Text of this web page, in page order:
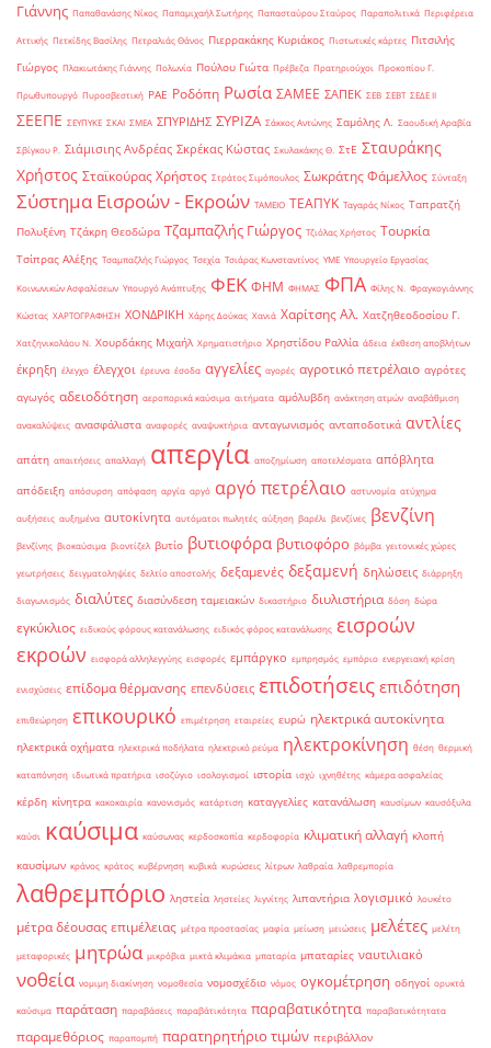
Γιάννης Παπαθανάσης Νίκος Παπαμιχαήλ Σωτήρης Παπασταύρου Σταύρος Παραπολιτικά Περιφέρεια
Αττικής Πετκίδης Βασίλης Πετραλιάς Θάνος Πιερρακάκης Κυριάκος Πιστωτικές κάρτες Πιτσιλής
Γιώργος Πλακιωτάκης Γιάννης Πολωνία Πούλου Γιώτα Πρέβεζα Πρατηριούχοι Προκοπίου Γ.
Πρωθυπουργό Πυροσβεστική ΡΑΕ Ροδόπη Ρωσία ΣΑΜΕΕ ΣΑΠΕΚ ΣΕΒ ΣΕΒΤ ΣΕΔΕ ΙΙ
ΣΕΕΠΕ ΣΕΥΠΥΚΕ ΣΚΑΙ ΣΜΕΑ ΣΠΥΡΙΔΗΣ ΣΥΡΙΖΑ Σάκκος Αντώνης Σαμόλης Λ. Σαουδική Αραβία
Σβίγκου Ρ. Σιάμισιης Ανδρέας Σκρέκας Κώστας Σκυλακάκης Θ. ΣτΕ Σταυράκης
Χρήστος Σταϊκούρας Χρήστος Στράτος Σιμόπουλος Σωκράτης Φάμελλος Σύνταξη
Σύστημα Εισροών - Εκροών ΤΑΜΕΙΟ ΤΕΑΠΥΚ Ταγαράς Νίκος Ταπρατζή
Πολυξένη Τζάκρη Θεοδώρα Τζαμπαζλής Γιώργος Τζιόλας Χρήστος Τουρκία
Τσίπρας Αλέξης Τσαμπαζλής Γιώργος Τσεχία Τσιάρας Κωνσταντίνος ΥΜΕ Υπουργείο Εργασίας
Κοινωνικών Ασφαλίσεων Υπουργό Ανάπτυξης ΦΕΚ ΦΗΜ ΦΗΜΑΣ ΦΠΑ Φίλης Ν. Φραγκογιάννης
Κώστας ΧΑΡΤΟΓΡΑΦΗΣΗ ΧΟΝΔΡΙΚΗ Χάρης Δούκας Χανιά Χαρίτσης Αλ. Χατζηθεοδοσίου Γ.
Χατζηνικολάου Ν. Χουρδάκης Μιχαήλ Χρηματιστήριο Χρηστίδου Ραλλία άδεια έκθεση αποβλήτων
έκρηξη έλεγχο έλεγχοι έρευνα έσοδα αγγελίες αγορές αγροτικό πετρέλαιο αγρότες
αγωγός αδειοδότηση αεροπορικά καύσιμα αιτήματα αμόλυβδη ανάκτηση ατμών αναβάθμιση
ανακαλύψεις ανασφάλιστα αναφορές αναψυκτήρια ανταγωνισμός ανταποδοτικά αντλίες
απάτη απαιτήσεις απαλλαγή απεργία αποζημίωση αποτελέσματα απόβλητα
απόδειξη απόσυρση απόφαση αργία αργό αργό πετρέλαιο αστυνομία ατύχημα
αυξήσεις αυξημένα αυτοκίνητα αυτόματοι πωλητές αύξηση βαρέλι βενζίνες βενζίνη
βενζίνης βιοκαύσιμα βιοντίζελ βυτίο βυτιοφόρα βυτιοφόρο βόμβα γειτονικές χώρες
γεωτρήσεις δειγματοληψίες δελτίο αποστολής δεξαμενές δεξαμενή δηλώσεις διάρρηξη
διαγωνισμός διαλύτες διασύνδεση ταμειακών δικαστήριο διυλιστήρια δόση δώρα
εγκύκλιος ειδικούς φόρους κατανάλωσης ειδικός φόρος κατανάλωσης εισροών
εκροών εισφορά αλληλεγγύης εισφορές εμπάργκο εμπρησμός εμπόριο ενεργειακή κρίση
ενισχύσεις επίδομα θέρμανσης επενδύσεις επιδοτήσεις επιδότηση
επιθεώρηση επικουρικό επιμέτρηση εταιρείες ευρώ ηλεκτρικά αυτοκίνητα
ηλεκτρικά οχήματα ηλεκτρικά ποδήλατα ηλεκτρικό ρεύμα ηλεκτροκίνηση θέση θερμική
καταπόνηση ιδιωτικά πρατήρια ισοζύγιο ισολογισμοί ιστορία ισχύ ιχνηθέτης κάμερα ασφαλείας
κέρδη κίνητρα κακοκαιρία κανονισμός κατάρτιση καταγγελίες κατανάλωση καυσίμων καυσόξυλα
καύσι καύσιμα καύσωνας κερδοσκοπία κερδοφορία κλιματική αλλαγή κλοπή
καυσίμων κράνος κράτος κυβέρνηση κυβικά κυρώσεις λίτρων λαθραία λαθρεμπορία
λαθρεμπόριο ληστεία ληστείες λιγνίτης λιπαντήρια λογισμικό λουκέτο
μέτρα δέουσας επιμέλειας μέτρα προστασίας μαφία μείωση μειώσεις μελέτες μελέτη
μεταφορικές μητρώα μικρόβια μικτά κλιμάκια μπαταρία μπαταρίες ναυτιλιακό
νοθεία νομιμη διακίνηση νομοθεσία νομοσχέδιο νόμος ογκομέτρηση οδηγοί ορυκτά
καύσιμα παράταση παραβάσεις παραβάτικότητα παραβατικότητα παραβατικότητατα
παραμεθόριος παραπομπή παρατηρητήριο τιμών περιβάλλον